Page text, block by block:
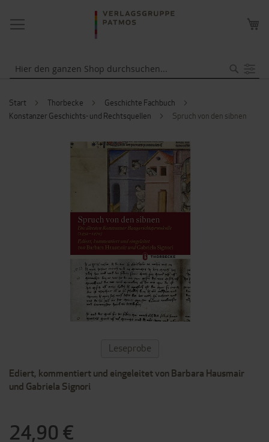
NAVIGATION
UMSCHALTEN
Start Thorbecke
Geschichte Fachbuch
Konstanzer Geschichts- und Rechtsquellen
Spruch von den sibnen
Ediert, kommentiert und eingeleitet von Barbara Hausmair
und Gabriela Signori
24,90 €
ZUM
DER
BILDERGALERIE
SPRINGEN
ZUM
ANFANG
BILDERGALERIE
Leseprobe